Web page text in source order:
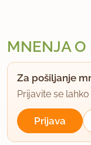
MNENJA O
Za pošiljanje
Prijavite se
Prijava